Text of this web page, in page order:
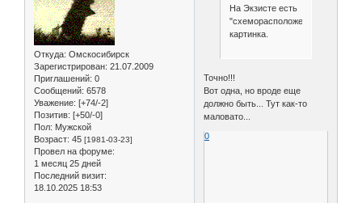
Откуда: Омскосибирск
Зарегистрирован: 21.07.2009
Приглашений: 0
Сообщений: 6578
Уважение: [+74/-2]
Позитив: [+50/-0]
Пол: Мужской
Возраст: 45 [1981-03-23]
Провел на форуме:
1 месяц 25 дней
Последний визит:
18.10.2025 18:53
На Экзисте есть
"схеморасположение",
картинка.
Точно!!!
Вот одна, но вроде еще
должно быть... Тут как-то
маловато...
0